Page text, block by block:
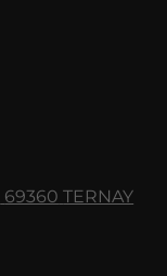
69360 TERNAY